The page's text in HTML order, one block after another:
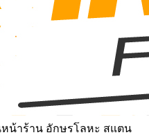
น้าร้าน อักษรโลหะ สแตน